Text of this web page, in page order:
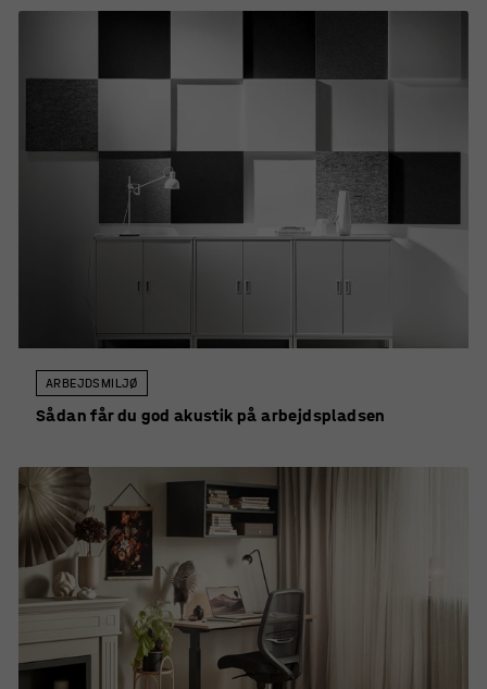
ARBEJDSMILJØ
Sådan får du god akustik på arbejdspladsen